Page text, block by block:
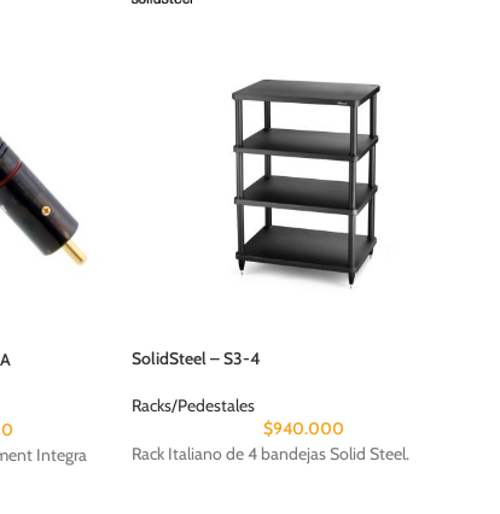
Integra
SolidSteel – S3-4
Racks/Pedestales
$940.000
Rack Italiano de 4 bandejas Solid Steel.